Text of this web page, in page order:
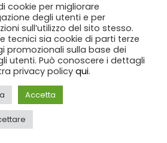
SIGNOVia Rabolini, 13 Milano - P.IVA
riservati.
cookie per migliorare
degli utenti e per
sull’utilizzo del sito stesso.
tecnici sia cookie di parti terze
promozionali sulla base dei
utenti. Può conoscere i dettagli
privacy policy qui.
Accetta